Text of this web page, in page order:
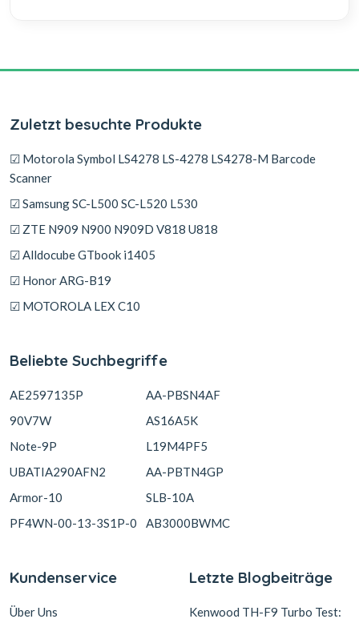
Zuletzt besuchte Produkte
☑ Motorola Symbol LS4278 LS-4278 LS4278-M Barcode
Scanner
☑ Samsung SC-L500 SC-L520 L530
☑ ZTE N909 N900 N909D V818 U818
☑ Alldocube GTbook i1405
☑ Honor ARG-B19
☑ MOTOROLA LEX C10
Beliebte Suchbegriffe
AE2597135P
90V7W
Note-9P
UBATIA290AFN2
Armor-10
PF4WN-00-13-3S1P-0
AA-PBSN4AF
AS16A5K
L19M4PF5
AA-PBTN4GP
SLB-10A
AB3000BWMC
Kundenservice
Über Uns
Letzte Blogbeiträge
Kenwood TH-F9 Turbo Test: